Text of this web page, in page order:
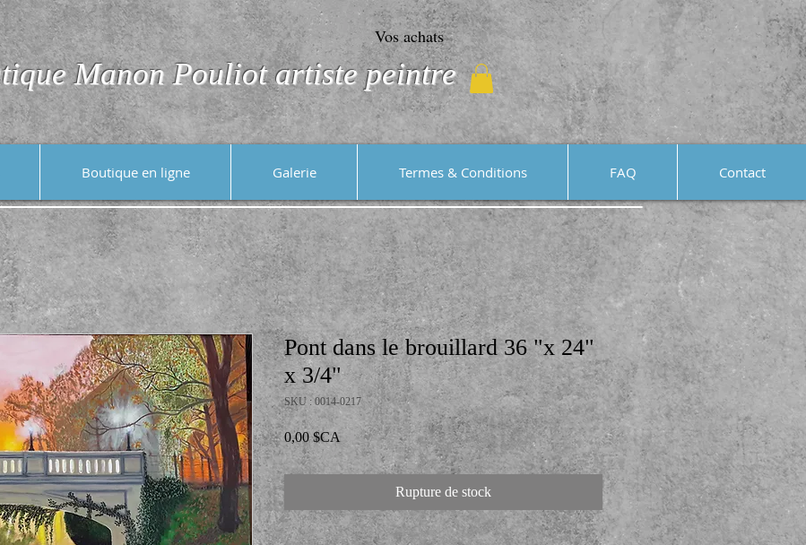
Vos achats
Manon Pouliot artiste peintre
Boutique en ligne Galerie Termes & Conditions FAQ Contact
Pont dans le brouillard 36 "x 24"
x 3/4"
SKU : 0014-0217
0,00 $CAPrix
Rupture de stock